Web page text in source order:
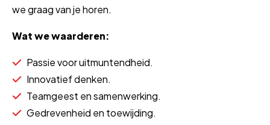
we graag van je horen.
Wat we waarderen:
Passie voor uitmuntendheid.
Innovatief denken.
Teamgeest en samenwerking.
Gedrevenheid en toewijding.